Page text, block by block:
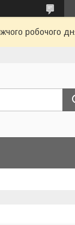
робочого